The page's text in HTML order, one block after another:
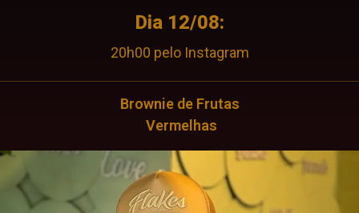
Dia 12/08:
20h00 pelo Instagram
Brownie de Frutas
Vermelhas